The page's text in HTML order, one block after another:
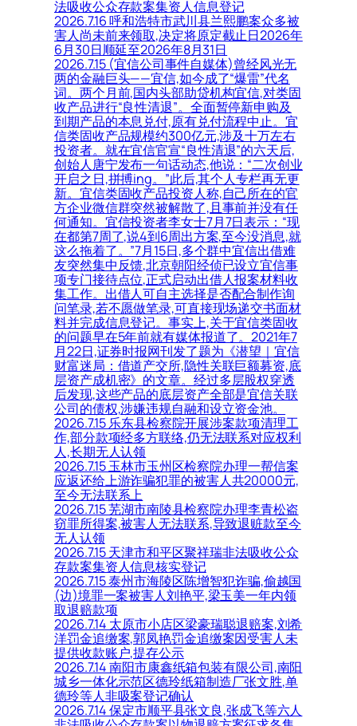
法吸收公众存款案集资人信息登记
2026.7.16 呼和浩特市武川县兰熙鹏案众多被
害人尚未前来领取,决定将原定截止日2026年
6月30日顺延至2026年8月31日
2026.7.15 (宜信公司事件自媒体)曾经风光无
两的金融巨头——宜信,如今成了“爆雷”代名
词。两个月前,国内头部助贷机构宜信,对类固
收产品进行“良性清退”。全面暂停新申购及
到期产品的本息兑付,原有兑付流程中止。宜
信类固收产品规模约300亿元,涉及十万左右
投资者。就在宜信官宣“良性清退”的六天后,
创始人唐宁发布一句话动态,他说：“二次创业
开启之日,拼搏ing。”此后,其个人专栏再无更
新。宜信类固收产品投资人称,自己所在的官
方企业微信群突然被解散了,且事前并没有任
何通知。宜信投资者李女士7月7日表示：“现
在都第7周了,说4到6周出方案,至今没消息,就
这么拖着了。”7月15日,多个群中宜信出借难
友突然集中反馈,北京朝阳经侦已设立宜信事
项专门接待点位,正式启动出借人报案材料收
集工作。出借人可自主选择是否配合制作询
问笔录,若不愿做笔录,可直接现场递交书面材
料并完成信息登记。事实上,关于宜信类固收
的问题早在5年前就有媒体报道了。2021年7
月22日,证券时报网刊发了题为《潜望｜宜信
财富迷局：借道产交所,隐性关联巨额募资,底
层资产成机密》的文章。经过多层股权穿透
后发现,这些产品的底层资产全部是宜信关联
公司的债权,涉嫌违规自融和设立资金池。
2026.7.15 乐东县检察院开展涉案款项清理工
作,部分款项经多方联络,仍无法联系对应权利
人,长期无人认领
2026.7.15 玉林市玉州区检察院办理一帮信案
应返还给上游诈骗犯罪的被害人共20000元,
至今无法联系上
2026.7.15 芜湖市南陵县检察院办理李青松盗
窃罪所得案,被害人无法联系,导致退赃款至今
无人认领
2026.7.15 天津市和平区聚祥瑞非法吸收公众
存款案集资人信息核实登记
2026.7.15 泰州市海陵区陈增智犯诈骗,偷越国
(边)境罪一案被害人刘艳平,梁玉美一年内领
取退赔款项
2026.7.14 太原市小店区梁豪瑞聪退赔案,刘希
洋罚金追缴案,郭凤艳罚金追缴案因受害人未
提供收款账户,提存公示
2026.7.14 南阳市康鑫纸箱包装有限公司,南阳
城乡一体化示范区德玲纸箱制造厂张文胜,单
德玲等人非吸案登记确认
2026.7.14 保定市顺平县张文良,张成飞等六人